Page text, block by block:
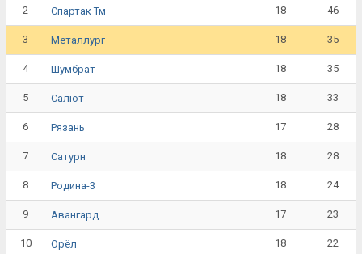
2 Спартак Тм 18 46
3 Металлург 18 35
4 Шумбрат 18 35
5 Салют 18 33
6 Рязань 17 28
7 Сатурн 18 28
8 Родина-3 18 24
9 Авангард 17 23
10 Орёл 18 22